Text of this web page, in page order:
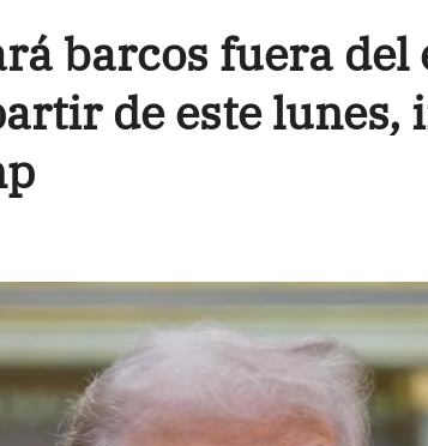
barcos fuera del
de este lunes,